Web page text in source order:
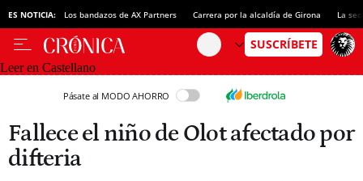
ES NOTICIA: Los bandazos de AX Partners Carrera por la alcaldía de Girona La
Leer en Castellano
Pásate al MODO AHORRO
Fallece el niño de Olot afectado por
difteria